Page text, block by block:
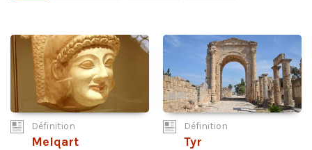
Définition
Melqart
Définition
Tyr